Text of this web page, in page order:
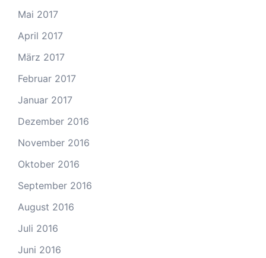
Mai 2017
April 2017
März 2017
Februar 2017
Januar 2017
Dezember 2016
November 2016
Oktober 2016
September 2016
August 2016
Juli 2016
Juni 2016